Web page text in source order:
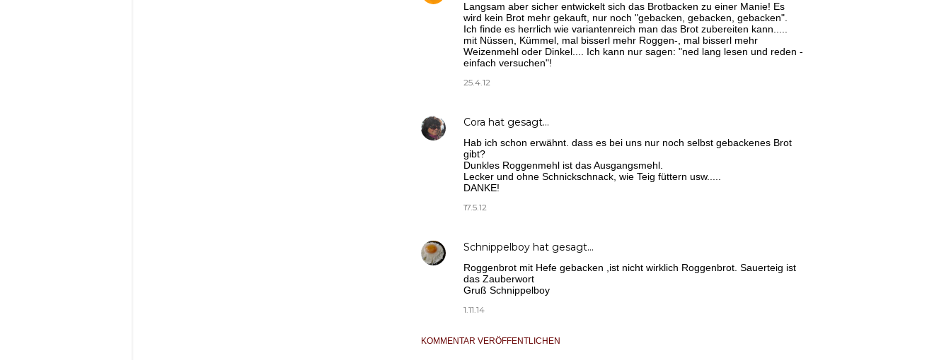
Langsam aber sicher entwickelt sich das Brotbacken zu einer Manie! Es
wird kein Brot mehr gekauft, nur noch "gebacken, gebacken, gebacken".
Ich finde es herrlich wie variantenreich man das Brot zubereiten kann.....
mit Nüssen, Kümmel, mal bisserl mehr Roggen-, mal bisserl mehr
Weizenmehl oder Dinkel.... Ich kann nur sagen: "ned lang lesen und reden -
einfach versuchen"!
25.4.12
Cora hat gesagt…
Hab ich schon erwähnt. dass es bei uns nur noch selbst gebackenes Brot
gibt?
Dunkles Roggenmehl ist das Ausgangsmehl.
Lecker und ohne Schnickschnack, wie Teig füttern usw.....
DANKE!
17.5.12
Schnippelboy hat gesagt…
Roggenbrot mit Hefe gebacken ,ist nicht wirklich Roggenbrot. Sauerteig ist
das Zauberwort
Gruß Schnippelboy
1.11.14
KOMMENTAR VERÖFFENTLICHEN